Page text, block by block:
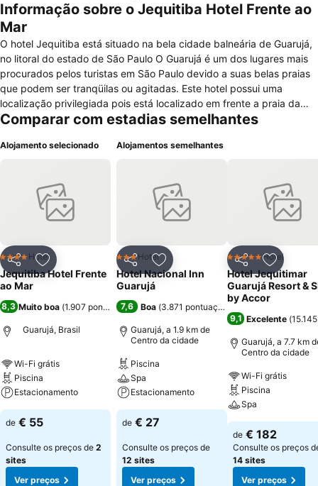
Informação sobre o Jequitiba Hotel Frente ao
Mar
O hotel Jequitiba está situado na bela cidade balneária de Guarujá,
no litoral do estado de São Paulo O Guarujá é um dos lugares mais
procurados pelos turistas em São Paulo devido a suas belas praias
que podem ser tranqüilas ou agitadas. Este hotel possui uma
localização privilegiada pois está localizado em frente a praia da
Enseada. Nos arredores do hotel o turista encontrará bares,
é muito procurada pelos turistas e principalmente durante a noite
televisão e banheiro privativo. O hotel conta com suítes para
solteiros, casais e famílias com até 3 pessoas. Há opção de suítes
com vista para o mar. O hotel oferece serviço de café da manhã e
gratuito, possui convênio com quiosque na praia e com cafeteria,
além de disponibilizar um serviço de praia completo.
Comparar com estadias semelhantes
Alojamento selecionado
PartilharAdicionar aos favoritos
4 EstrelasHotel
Jequitiba Hotel Frente
ao Mar
8,3 Muito boa (1.907 pontuações )
Guarujá, Brasil
Wi-Fi grátis
Piscina
Estacionamento
de € 55
Consulte os preços de 2
sites
Ver preços
Alojamentos semelhantes
PartilharAdicionar aos favoritos
3 Estrelas
Hotel
Hotel Nacional Inn
Guarujá
7,6 Boa (3.871 pontuações )
Guarujá, a 1.9 km de
Centro da cidade
Piscina
Spa
Estacionamento
de € 27
Consulte os preços de
12 sites
Ver preços
Partilhar
5 EstrelasHotel
Hotel Jequitimar
Guarujá Resort &
by Accor
9,1 Excelente (
Guarujá, a 7.7 km
Centro da cidade
Wi-Fi grátis
Piscina
Spa
de € 182
Consulte os preços
14 sites
Ver preços